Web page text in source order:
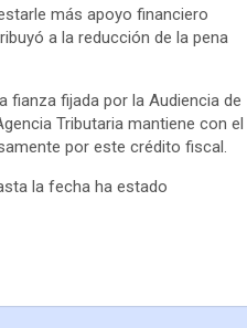
más apoyo financiero
a la reducción de la pena
fianza fijada por la Audiencia de
Tributaria mantiene con el
por este crédito fiscal.
la fecha ha estado